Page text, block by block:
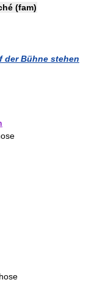
(fam)
der Bühne stehen